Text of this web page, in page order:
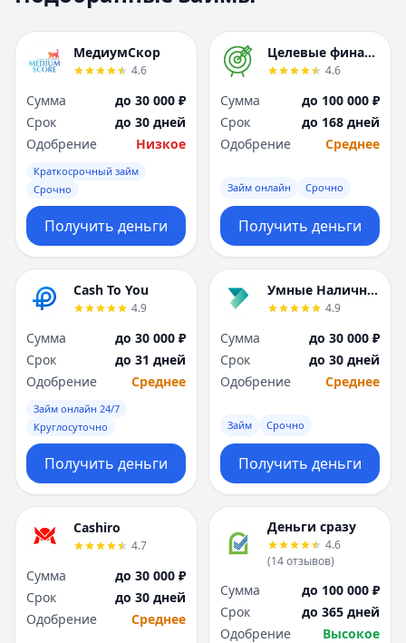
Н
Набережные Челны
Новокузнецк
Новосибирск
О
Оренбург
П
Пенза
Пермь
Ростов-на-Дону
Самара
Санкт-Петербург
Севастополь
Сургут
Т
Тверь
Тольятти
Томск
Тюмень
У
Н
Набережные
Новокузнецк
Новосибирск
О
Оренбург
П
Пенза
Пермь
Ростов-на-Дону
Самара
Санкт-Петербург
Севастополь
Сургут
Т
Тверь
Тольятти
Томск
Тюмень
У
МедиумСкор
4.6
Сумма
до 30 000 ₽
Срок
до 30 дней
Одобрение
Низкое
Краткосрочный займ
Срочно
Получить деньги
Целевые финансы
4.6
Сумма
до 100 000 ₽
Срок
до 168 дней
Одобрение
Среднее
Займ онлайн Срочно
Получить деньги
Cash To You
4.9
Сумма
до 30 000 ₽
Срок
до 31 дней
Одобрение
Среднее
Займ онлайн 24/7
Круглосуточно
Получить деньги
Умные Наличные
4.9
Сумма
до 30 000 ₽
Срок
до 30 дней
Одобрение
Среднее
Займ Срочно
Получить деньги
Cashiro
4.7
Сумма
до 30 000 ₽
Срок
до 30 дней
Одобрение
Среднее
Деньги сразу
4.6
(14отзывов)
Сумма
до 100 000 ₽
Срок
до 365 дней
Одобрение
Высокое